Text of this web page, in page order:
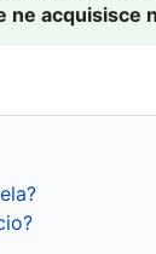
ne acquisisce